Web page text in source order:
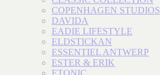
COPENHAGEN STUDIOS
DAVIDA
EADIE LIFESTYLE
ELDSTICKAN
ESSENTIEL ANTWERP
ESTER & ERIK
ETONIC